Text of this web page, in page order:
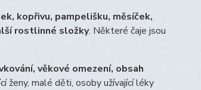
kopřivu, pampelišku, měsíček,
rostlinné složky. Některé čaje jsou
věkové omezení, obsah
ženy, malé děti, osoby užívající léky